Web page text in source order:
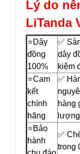
Lý do
LiTanda
⭐️Dây
đồng
100%
✅
dây
kiệm
⭐️Cam
kết
chính
hãng
✅
hàng
lượng
⭐️Bảo
hành
✅
trong